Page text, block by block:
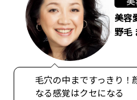
美容
野毛
毛穴の中まですっきり！
なる感覚はクセになる